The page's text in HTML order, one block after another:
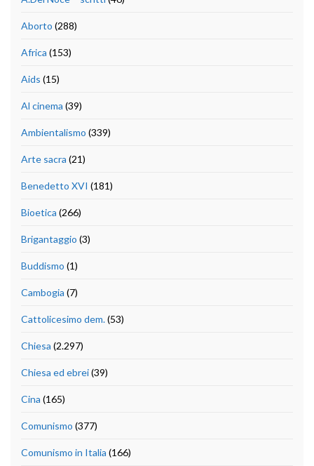
Aborto (288)
Africa (153)
Aids (15)
Al cinema (39)
Ambientalismo (339)
Arte sacra (21)
Benedetto XVI (181)
Bioetica (266)
Brigantaggio (3)
Buddismo (1)
Cambogia (7)
Cattolicesimo dem.(53)
Chiesa (2.297)
Chiesa ed ebrei(39)
Cina (165)
Comunismo (377)
Comunismo in Italia (166)